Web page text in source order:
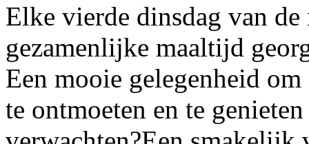
Elke vierde dinsdag van
gezamenlijke maaltijd
Een mooie gelegenheid
te ontmoeten en te